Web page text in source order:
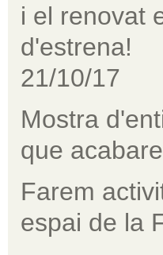
i el renovat
d'estrena!
21/10/17
Mostra
que
Farem
espai de la